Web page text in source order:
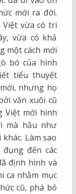
mới ra đời.
vừa có tri
vừa có khả
một cách mới
bó của hình
tiểu thuyết
nhưng họ
văn xuôi cũ
Việt mới hình
mà hầu như
Làm sao
đến các
định hình và
ca nhằm mục
cũ, phá bỏ